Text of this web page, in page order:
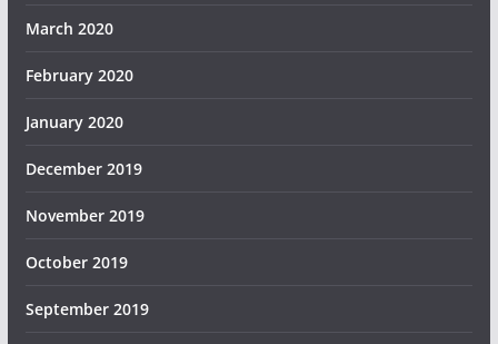
March 2020
February 2020
January 2020
December 2019
November 2019
October 2019
September 2019